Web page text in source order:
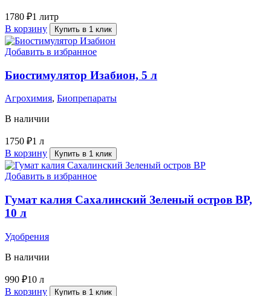
1780 ₽1 литр
В корзину
Купить в 1 клик
Добавить в избранное
Биостимулятор Изабион, 5 л
Агрохимия, Биопрепараты
В наличии
1750 ₽1 л
В корзину
Купить в 1 клик
Добавить в избранное
Гумат калия Сахалинский Зеленый остров ВР,
10 л
Удобрения
В наличии
990 ₽10 л
В корзину
Купить в 1 клик